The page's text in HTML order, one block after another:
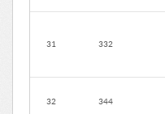
31 332
32 344